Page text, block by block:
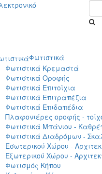
Φωτιστικά
Φωτιστικά Κρεμαστά
Φωτιστικά Οροφής
Φωτιστικά Επιτοίχια
Φωτιστικά Επιτραπέζια
Φωτιστικά Επιδαπέδια
Πλαφονιέρες οροφής -
Φωτιστικά Μπάνιου -
Φωτιστικά Διαδρόμων -
Εσωτερικού Χώρου -
Εξωτερικού Χώρου -
Φωτισμός Κήπου